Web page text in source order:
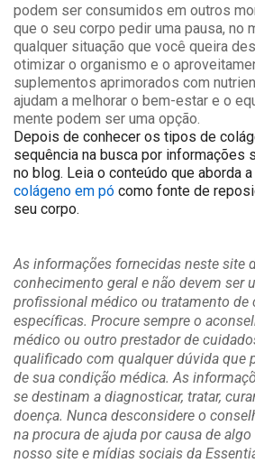
podem ser consumidos em outros
que o seu corpo pedir uma pausa, no
qualquer situação que você queira
otimizar o organismo e o
suplementos aprimorados com
ajudam a melhorar o bem-estar e o
mente podem ser uma opção.
Depois de conhecer os tipos de
sequência na busca por informações
no blog. Leia o conteúdo que aborda
colágeno em pó como fonte de
seu corpo.
As informações fornecidas neste site
conhecimento geral e não devem ser
profissional médico ou tratamento de
específicas. Procure sempre o
médico ou outro prestador de
qualificado com qualquer dúvida que
de sua condição médica. As
se destinam a diagnosticar, tratar,
doença. Nunca desconsidere o
na procura de ajuda por causa de
nosso site e mídias sociais da